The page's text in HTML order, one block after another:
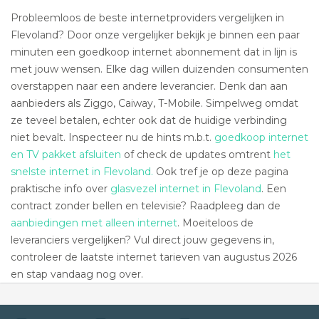
Probleemloos de beste internetproviders vergelijken in
Flevoland? Door onze vergelijker bekijk je binnen een paar
minuten een goedkoop internet abonnement dat in lijn is
met jouw wensen. Elke dag willen duizenden consumenten
overstappen naar een andere leverancier. Denk dan aan
aanbieders als Ziggo, Caiway, T-Mobile. Simpelweg omdat
ze teveel betalen, echter ook dat de huidige verbinding
niet bevalt. Inspecteer nu de hints m.b.t. goedkoop internet
en TV pakket afsluiten of check de updates omtrent het
snelste internet in Flevoland. Ook tref je op deze pagina
praktische info over glasvezel internet in Flevoland. Een
contract zonder bellen en televisie? Raadpleeg dan de
aanbiedingen met alleen internet. Moeiteloos de
leveranciers vergelijken? Vul direct jouw gegevens in,
controleer de laatste internet tarieven van augustus 2026
en stap vandaag nog over.